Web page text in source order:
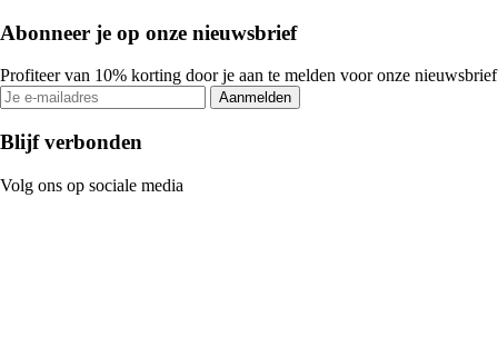
Abonneer je op onze nieuwsbrief
Profiteer van 10% korting door je aan te melden voor onze nieuwsbrief
Aanmelden
Blijf verbonden
Volg ons op sociale media